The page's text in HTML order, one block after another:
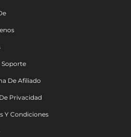
Soporte
De Afiliado
Privacidad
Y Condiciones